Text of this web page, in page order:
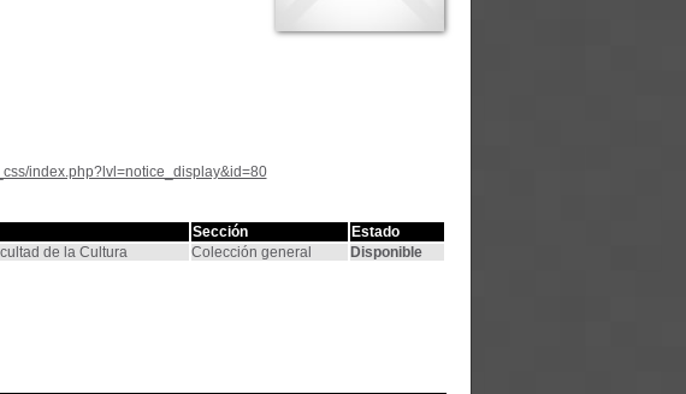
index.php?lvl=notice_display&id=80
Sección
Estado
de la Cultura Colección general Disponible